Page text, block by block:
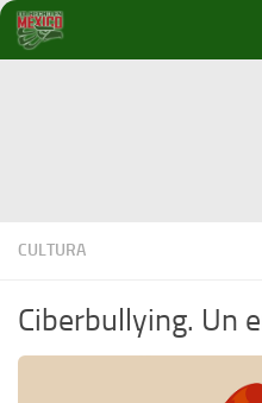
Debajo del contenido
CULTURA
Ciberbullying. Un